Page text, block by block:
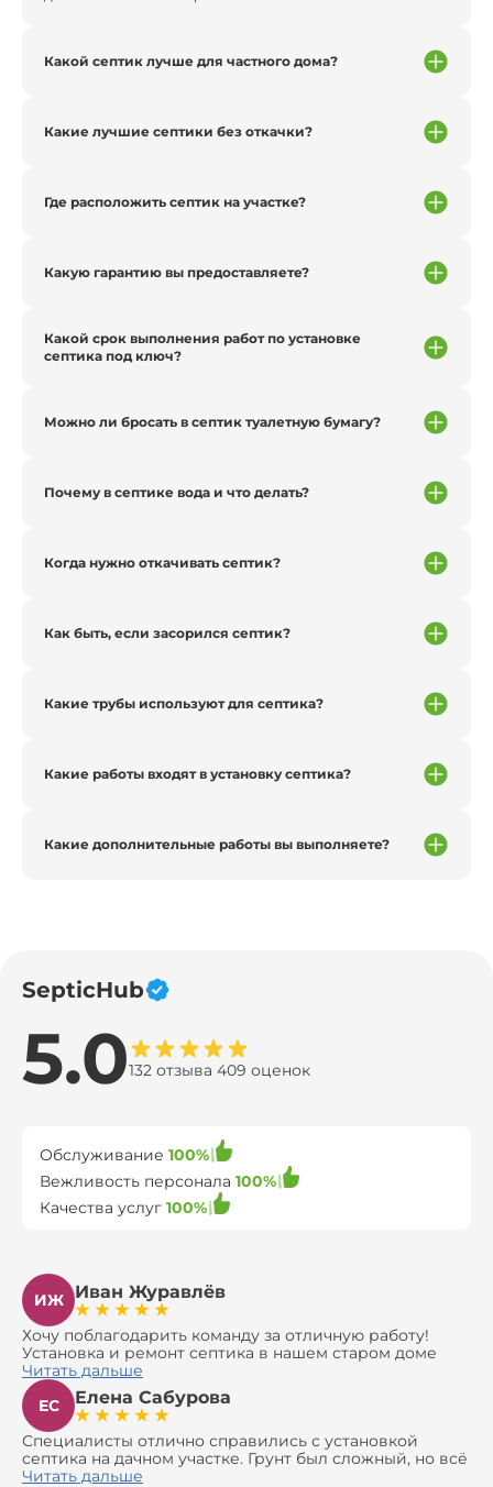
Какой септик лучше для частного дома?
Какие лучшие септики без откачки?
Где расположить септик на участке?
Какую гарантию вы предоставляете?
Какой срок выполнения работ по установке
септика под ключ?
Можно ли бросать в септик туалетную бумагу?
Почему в септике вода и что делать?
Когда нужно откачивать септик?
Как быть, если засорился септик?
Какие трубы используют для септика?
Какие работы входят в установку септика?
Какие дополнительные работы вы выполняете?
SepticHub
5.0132 отзыва 409 оценок
Обслуживание 100%
Вежливость персонала 100%
Качества услуг 100%
ИЖ Иван Журавлёв
Хочу поблагодарить команду за отличную работу!
Установка и ремонт септика в нашем старом доме
оказались сложной задачей, но ребята справились на
все 100%. Всё сделали аккуратно и профессионально.
Давали полезные рекомендации, не пытались
навязать ничего лишнего, помогли с выбором и
доставкой материалов, что позволило нам
сэкономить. Выполнили монтаж и демонтаж
оборудования, заменили трубы, обновили
Читать дальше
ЕС
Елена Сабурова
Специалисты отлично справились с установкой
септика на дачном участке. Грунт был сложный, но всё
сделали быстро и аккуратно. Помогли выбрать
Читать дальше